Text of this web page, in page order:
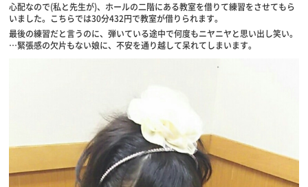
心配なので(私と先生が)、ホールの二階にある教室を借りて練習をさせてもら
いました。こちらでは30分432円で教室が借りられます。
最後の練習だと言うのに、弾いている途中で何度もニヤニヤと思い出し笑い。
…緊張感の欠片もない娘に、不安を通り越して呆れてしまいます。